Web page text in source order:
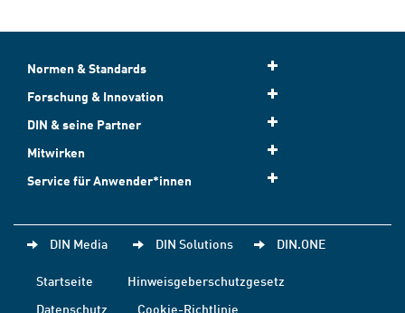
Normen & Standards
Forschung & Innovation
DIN & seine Partner
Mitwirken
Service für Anwender*innen
DIN Media DIN Solutions DIN.ONE
Startseite
Hinweisgeberschutzgesetz
Datenschutz
Cookie-Richtlinie